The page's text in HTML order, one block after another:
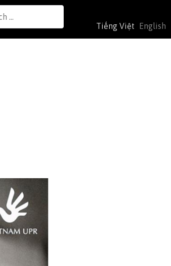
Tiếng Việt English